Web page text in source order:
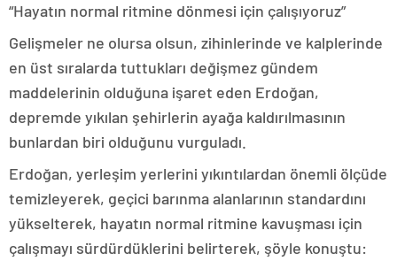
“Hayatın normal ritmine dönmesi için çalışıyoruz”
Gelişmeler ne olursa olsun, zihinlerinde ve kalplerinde
en üst sıralarda tuttukları değişmez gündem
maddelerinin olduğuna işaret eden Erdoğan,
depremde yıkılan şehirlerin ayağa kaldırılmasının
bunlardan biri olduğunu vurguladı.
Erdoğan, yerleşim yerlerini yıkıntılardan önemli ölçüde
temizleyerek, geçici barınma alanlarının standardını
yükselterek, hayatın normal ritmine kavuşması için
çalışmayı sürdürdüklerini belirterek, şöyle konuştu: